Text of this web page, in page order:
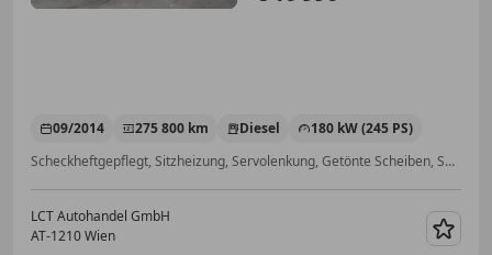
09/2014 275 800 km Diesel
180 kW (245 PS)
Scheckheftgepflegt, Sitzheizung, Servolenkung, Getönte Scheiben, Sportsitze, Sportpaket, Isofix, Einparkhilfe Sensoren vorne
LCT Autohandel GmbH
AT-1210 Wien